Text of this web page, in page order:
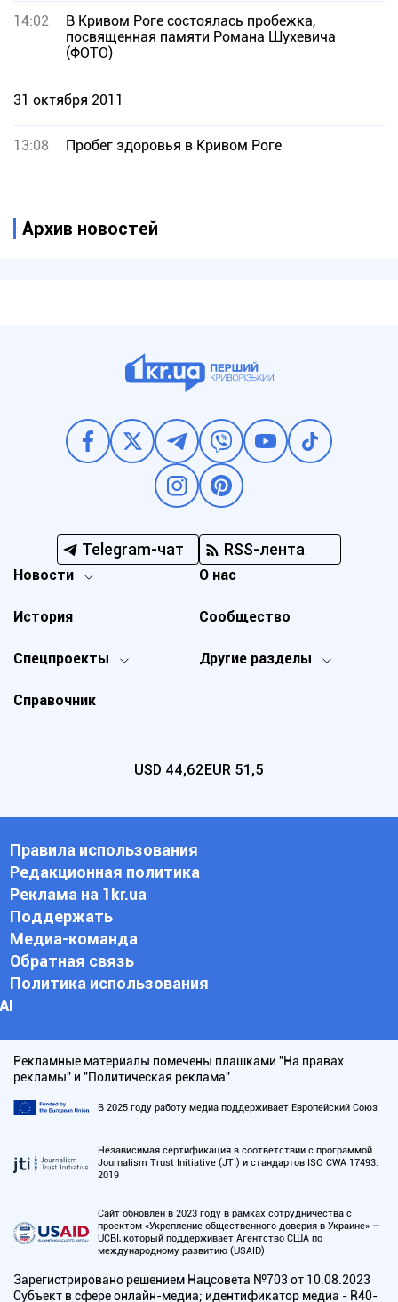
14:02
В Кривом Роге состоялась пробежка,
посвященная памяти Романа Шухевича
(ФОТО)
31 октября 2011
13:08 Пробег здоровья в Кривом Роге
Архив новостей
Telegram-чат RSS-лента
Новости
Спецпроекты Другие разделы
История
О нас
Справочник
Сообщество
USD 44,62EUR 51,5
Правила использования
Редакционная политика
Реклама на 1kr.ua
Поддержать
Медиа-команда
Обратная связь
Политика использования
АI
Рекламные материалы помечены плашками "На правах
рекламы" и "Политическая реклама".
В 2025 году работу медиа поддерживает Европейский Союз
Независимая сертификация в соответствии с программой
Journalism Trust Initiative (JTI) и стандартов ISO CWA 17493:
2019
Сайт обновлен в 2023 году в рамках сотрудничества с
проектом «Укрепление общественного доверия в Украине» —
UCBI, который поддерживает Агентство США по
международному развитию (USAID)
Зарегистрировано решением Нацсовета №703 от 10.08.2023
Субъект в сфере онлайн-медиа; идентификатор медиа - R40-